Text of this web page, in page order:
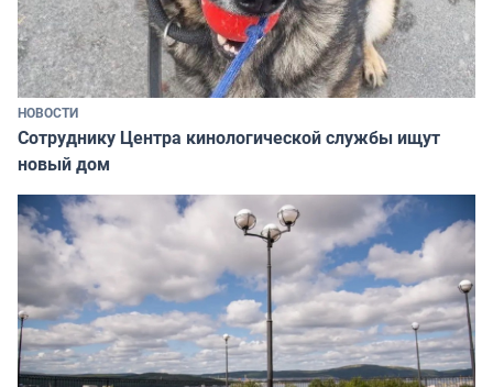
НОВОСТИ
Сотруднику Центра кинологической службы ищут
новый дом